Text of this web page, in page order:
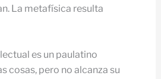
La metafísica resulta
es un paulatino
cosas, pero no alcanza su